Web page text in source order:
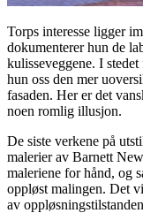
Torps interesse ligger
dokumenterer hun de
kulisseveggene. I
hun oss den mer
fasaden. Her er det
noen romlig illusjon.
De siste verkene på
malerier av Barnett
maleriene for hånd, og
oppløst malingen. Det
av